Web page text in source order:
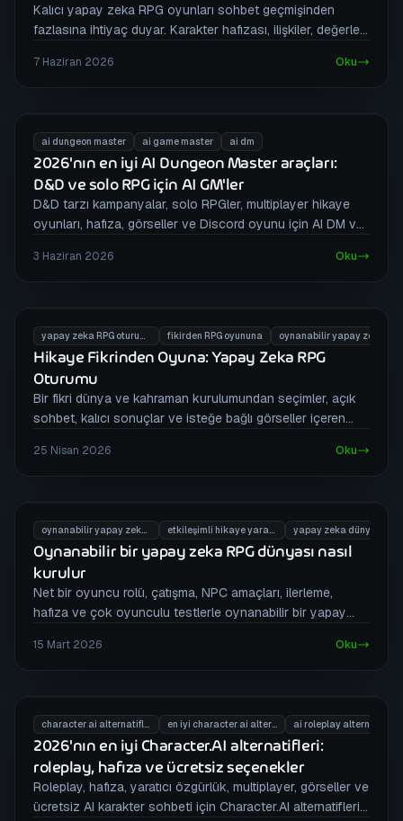
Kalıcı yapay zeka RPG oyunları sohbet geçmişinden
fazlasına ihtiyaç duyar. Karakter hafızası, ilişkiler, değerler
öğrenin.
7 Haziran 2026 Oku
ai dungeon master ai game master ai dm
2026'nın en iyi AI Dungeon Master araçları:
D&D ve solo RPG için AI GM'ler
D&D tarzı kampanyalar, solo RPGler, multiplayer hikaye
oyunları, hafıza, görseller ve Discord oyunu için AI DM ve
3 Haziran 2026 Oku
yapay zeka RPG oturumu fikirden RPG oyununa
Hikaye Fikrinden Oyuna: Yapay Zeka RPG
Oturumu
Bir fikri dünya ve kahraman kurulumundan seçimler, açık
sohbet, kalıcı sonuçlar ve isteğe bağlı görseller içeren
25 Nisan 2026 Oku
oynanabilir yapay zeka rpg dünyası etkileşimli hikaye yaratma
Oynanabilir bir yapay zeka RPG dünyası nasıl
kurulur
Net bir oyuncu rolü, çatışma, NPC amaçları, ilerleme,
hafıza ve çok oyunculu testlerle oynanabilir bir yapay
15 Mart 2026 Oku
character ai alternatifleri en iyi character ai alternatifleri 2026 ai roleplay alternatifi
2026'nın en iyi Character.AI alternatifleri:
roleplay, hafıza ve ücretsiz seçenekler
Roleplay, hafıza, yaratıcı özgürlük, multiplayer, görseller ve
ücretsiz AI karakter sohbeti için Character.AI alternatiflerini